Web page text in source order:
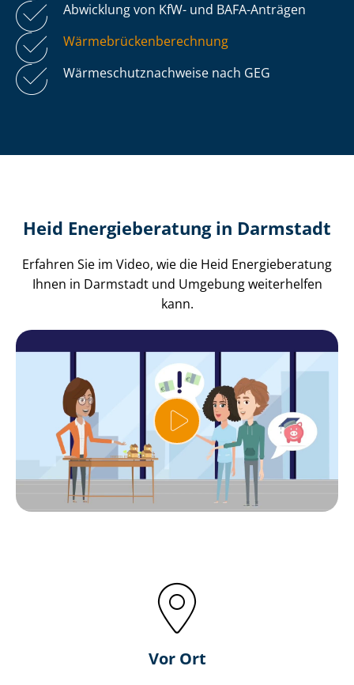
Abwicklung von KfW- und BAFA-Anträgen
Wär­me­brü­cken­be­rech­nung
Wär­me­schutz­nach­wei­se nach GEG
Heid Energieberatung in Darmstadt
Erfahren Sie im Video, wie die Heid Energieberatung
Ihnen in Darmstadt und Umgebung weiterhelfen
kann.
Vor Ort